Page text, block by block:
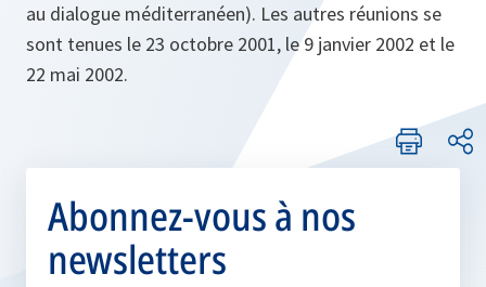
au dialogue méditerranéen). Les autres réunions se
sont tenues le 23 octobre 2001, le 9 janvier 2002 et le
22 mai 2002.
Abonnez-vous à nos
newsletters